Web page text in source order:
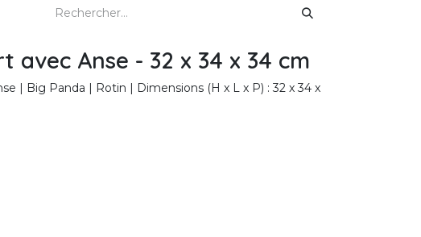
avec Anse - 32 x 34 x 34 cm
| Big Panda | Rotin | Dimensions (H x L x P) : 32 x 34 x